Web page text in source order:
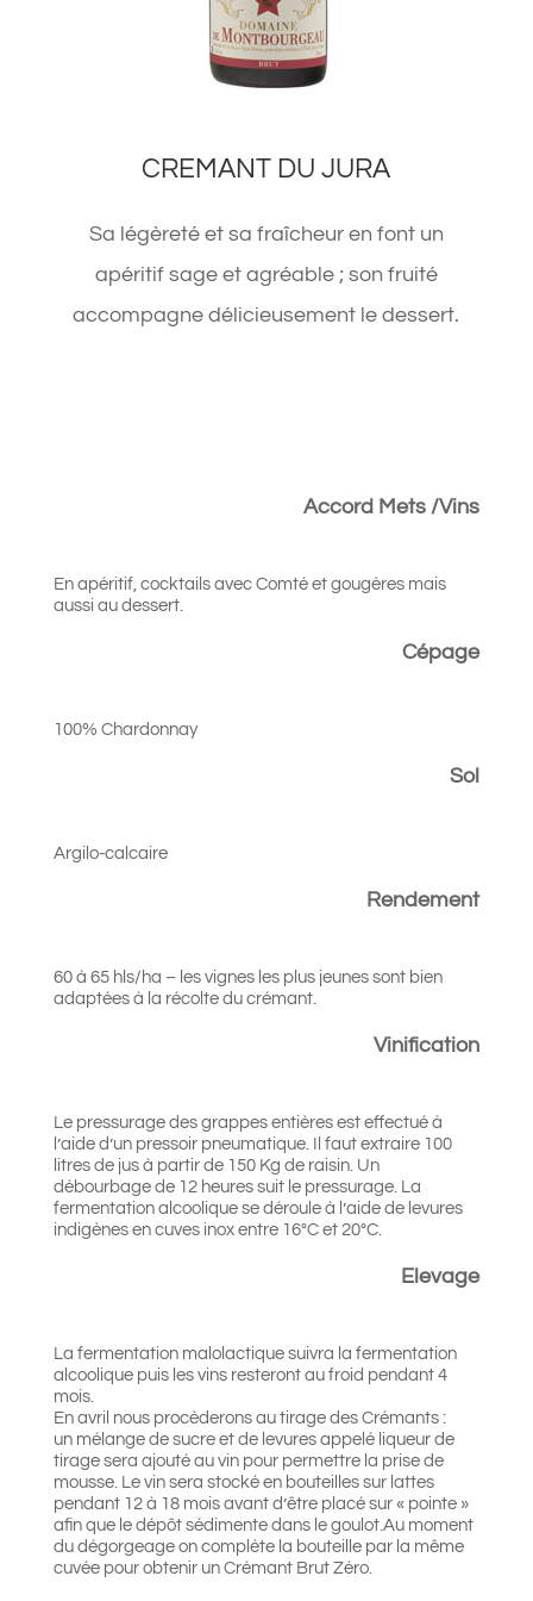
CREMANT DU JURA
Sa légèreté et sa fraîcheur en font un
apéritif sage et agréable ; son fruité
accompagne délicieusement le dessert.
Accord Mets /Vins
En apéritif, cocktails avec Comté et gougères mais
aussi au dessert.
Cépage
100% Chardonnay
Sol
Argilo-calcaire
Rendement
60 à 65 hls/ha – les vignes les plus jeunes sont bien
adaptées à la récolte du crémant.
Vinification
Le pressurage des grappes entières est effectué à
l’aide d’un pressoir pneumatique. Il faut extraire 100
litres de jus à partir de 150 Kg de raisin. Un
débourbage de 12 heures suit le pressurage. La
fermentation alcoolique se déroule à l’aide de levures
indigènes en cuves inox entre 16°C et 20°C.
Elevage
La fermentation malolactique suivra la fermentation
alcoolique puis les vins resteront au froid pendant 4
mois.
En avril nous procèderons au tirage des Crémants :
un mélange de sucre et de levures appelé liqueur de
tirage sera ajouté au vin pour permettre la prise de
mousse. Le vin sera stocké en bouteilles sur lattes
pendant 12 à 18 mois avant d’être placé sur « pointe »
afin que le dépôt sédimente dans le goulot.Au moment
du dégorgeage on complète la bouteille par la même
cuvée pour obtenir un Crémant Brut Zéro.